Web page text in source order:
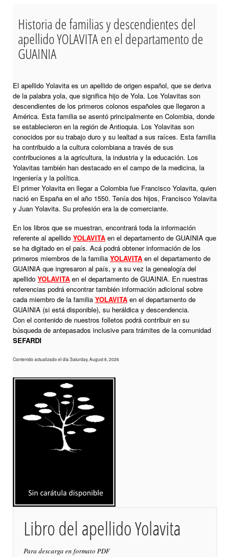
Historia de familias y descendientes del
apellido YOLAVITA en el departamento de
GUAINIA
El apellido Yolavita es un apellido de origen español, que se deriva
de la palabra yola, que significa hijo de Yola. Los Yolavitas son
descendientes de los primeros colonos españoles que llegaron a
América. Esta familia se asentó principalmente en Colombia, donde
se establecieron en la región de Antioquia. Los Yolavitas son
conocidos por su trabajo duro y su lealtad a sus raíces. Esta familia
ha contribuido a la cultura colombiana a través de sus
contribuciones a la agricultura, la industria y la educación. Los
Yolavitas también han destacado en el campo de la medicina, la
ingeniería y la política.
El primer Yolavita en llegar a Colombia fue Francisco Yolavita, quien
nació en España en el año 1550. Tenía dos hijos, Francisco Yolavita
y Juan Yolavita. Su profesión era la de comerciante.
En los libros que se muestran, encontrará toda la información
referente al apellido YOLAVITA en el departamento de GUAINIA que
se ha digitado en el país. Acá podrá obtener información de los
primeros miembros de la familia YOLAVITA en el departamento de
GUAINIA que ingresaron al país, y a su vez la genealogía del
apellido YOLAVITA en el departamento de GUAINIA. En nuestras
referencias podrá encontrar también información adicional sobre
cada miembro de la familia YOLAVITA en el departamento de
GUAINIA (si está disponible), su heráldica y descendencia.
Con el contenido de nuestros folletos podrá contribuir en su
búsqueda de antepasados inclusive para trámites de la comunidad
SEFARDI
Contenido actualizado el día Saturday, August 8, 2026
Libro del apellido Yolavita
Para descarga en formato PDF